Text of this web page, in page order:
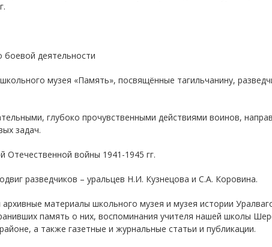
боевой деятельности
музея «Память», посвящённые тагильчанину,
глубоко прочувственными действиями воинов,
задач.
Отечественной войны 1941-1945 гг.
разведчиков – уральцев Н.И. Кузнецова и С.А. Коровина.
материалы школьного музея и музея истории
память о них, воспоминания учителя нашей школы
а также газетные и журнальные статьи и публикации.